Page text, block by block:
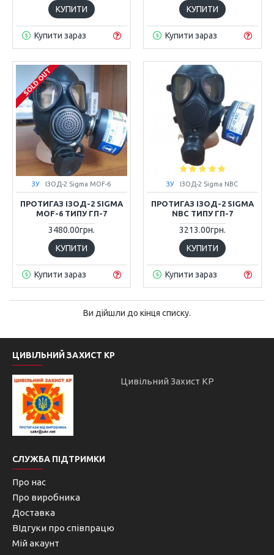
КУПИТИ
Купити зараз
КУПИТИ
Купити зараз
SOLD OUT
ЗУ ІЗОД-2 Sigma MOF-6
ПРОТИГАЗ ІЗОД-2 SIGMA
MOF-6 ТИПУ ГП-7
3480.00грн.
КУПИТИ
Купити зараз
ЗУ ІЗОД-2 Sigma NBC
ПРОТИГАЗ ІЗОД-2 SIGMA
NBC ТИПУ ГП-7
3213.00грн.
КУПИТИ
Купити зараз
Ви дійшли до кінця списку.
ЦИВІЛЬНИЙ ЗАХИСТ КР
Цивільний Захист КР
СЛУЖБА ПІДТРИМКИ
Про нас
Про виробника
Доставка
ВІдгуки про співпрацю
Мій акаунт